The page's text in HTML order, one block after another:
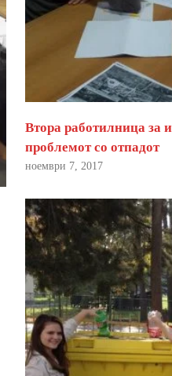
Втора работилница за
проблемот со отпадот
ноември 7, 2017